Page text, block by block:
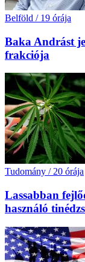
Belföld / 19 órája
Baka Andrást
frakciója
Tudomány / 20 órája
Lassabban
használó